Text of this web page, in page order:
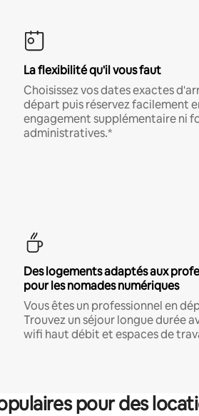
La flexibilité qu'il vous faut
Choisissez vos dates exactes
départ puis réservez facilement
engagement supplémentaire ni
administratives.*
Des logements adaptés aux
pour les nomades numériques
Vous êtes un professionnel en
Trouvez un séjour longue durée
wifi haut débit et espaces de
pour des